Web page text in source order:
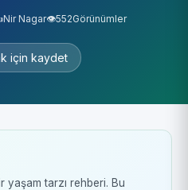
Nir Nagar👁️552Görünümler
için kaydet
yaşam tarzı rehberi. Bu